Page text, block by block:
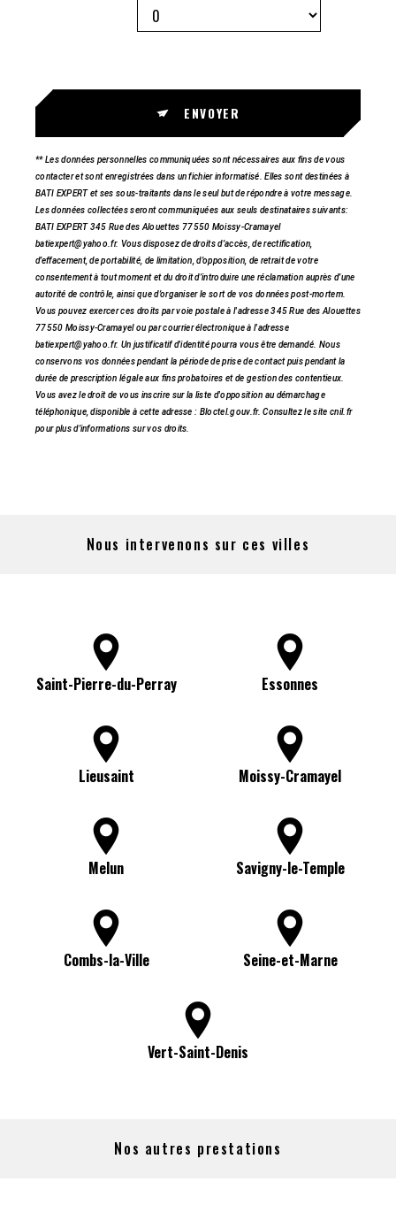
ENVOYER
** Les données personnelles communiquées sont nécessaires aux fins de vous
contacter et sont enregistrées dans un fichier informatisé. Elles sont destinées à
BATI EXPERT et ses sous-traitants dans le seul but de répondre à votre message.
Les données collectées seront communiquées aux seuls destinataires suivants:
BATI EXPERT 345 Rue des Alouettes 77550 Moissy-Cramayel
batiexpert@yahoo.fr. Vous disposez de droits d’accès, de rectification,
d’effacement, de portabilité, de limitation, d’opposition, de retrait de votre
consentement à tout moment et du droit d’introduire une réclamation auprès d’une
autorité de contrôle, ainsi que d’organiser le sort de vos données post-mortem.
Vous pouvez exercer ces droits par voie postale à l'adresse 345 Rue des Alouettes
77550 Moissy-Cramayel ou par courrier électronique à l'adresse
batiexpert@yahoo.fr. Un justificatif d'identité pourra vous être demandé. Nous
conservons vos données pendant la période de prise de contact puis pendant la
durée de prescription légale aux fins probatoires et de gestion des contentieux.
Vous avez le droit de vous inscrire sur la liste d'opposition au démarchage
téléphonique, disponible à cette adresse : Bloctel.gouv.fr. Consultez le site cnil.fr
pour plus d’informations sur vos droits.
Nous intervenons sur ces villes
Saint-Pierre-du-Perray Essonnes
Lieusaint Moissy-Cramayel
Melun Savigny-le-Temple
Combs-la-Ville Seine-et-Marne
Vert-Saint-Denis
Nos autres prestations